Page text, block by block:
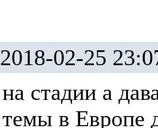
2018-02-25
на стадии а
темы в Европе